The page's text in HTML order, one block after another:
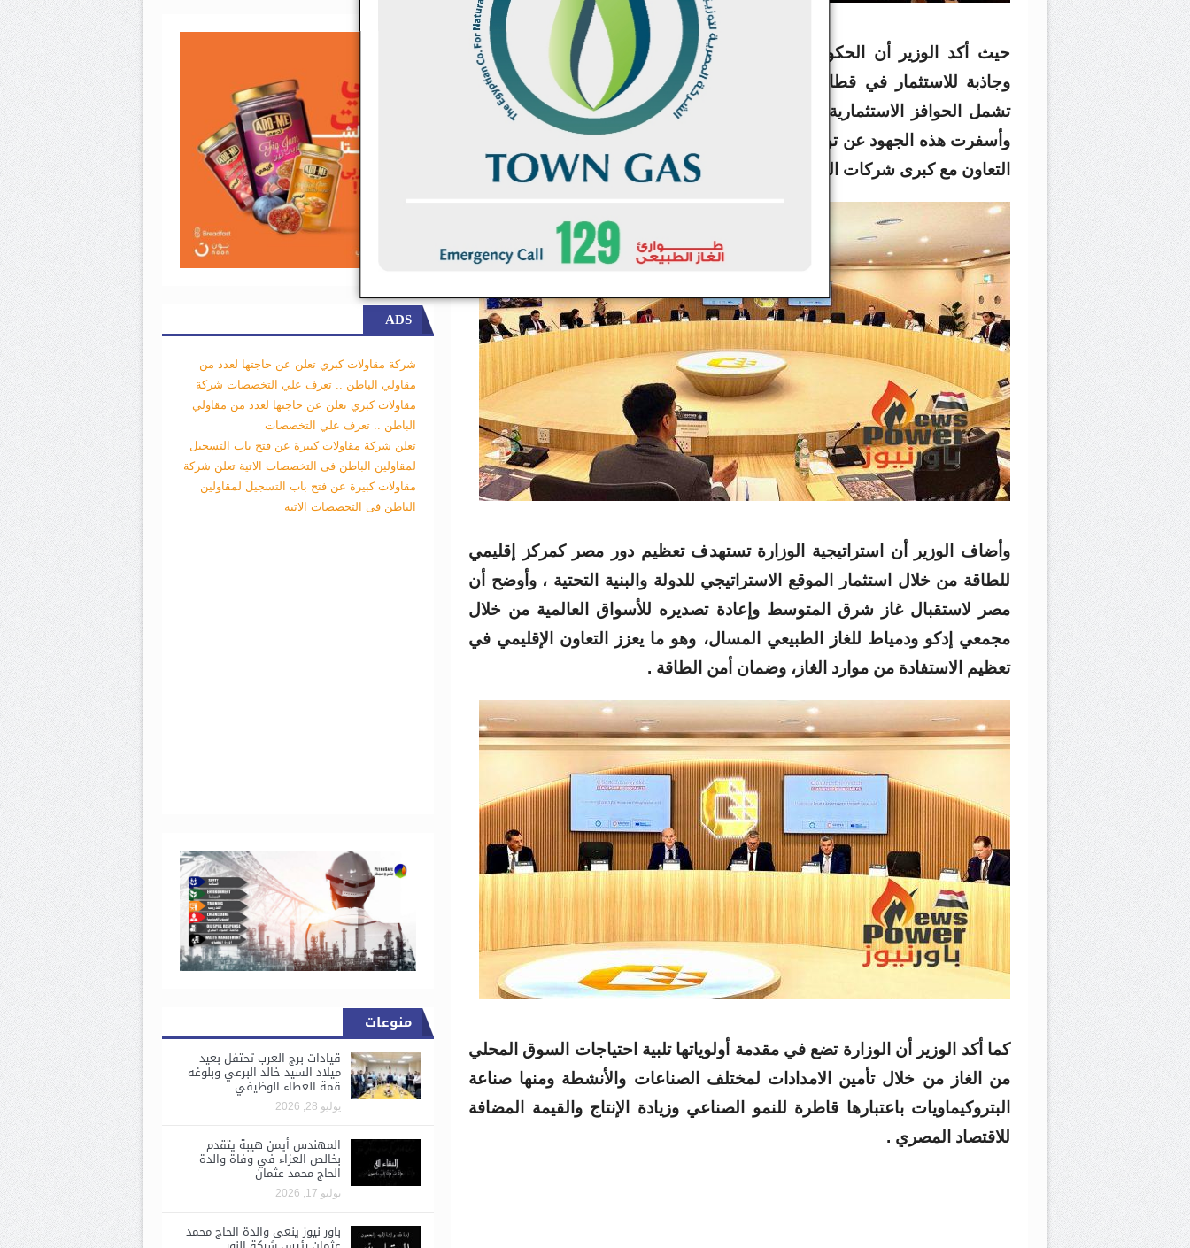
حيث أكد الوزير أن الحكومة المصرية تولي أهمية كبرى لتهيئة بيئة مستقرة
وجاذبة للاستثمار في قطاع البترول والغاز، من خلال حزمة اجراءات متكاملة
تشمل الحوافز الاستثمارية وتسوية مستحقات الشركاء الأجانب بما يعزز الثقة.
وأسفرت هذه الجهود عن توقيع اتفاقيات جديدة للاستكشاف وزيادة الانتاج وتعزيز
التعاون مع كبرى شركات الطاقة العالمية، خاصة في البحر المتوسط ودلتا النيل.
وأضاف الوزير أن استراتيجية الوزارة تستهدف تعظيم دور مصر كمركز إقليمي
للطاقة من خلال استثمار الموقع الاستراتيجي للدولة والبنية التحتية ، وأوضح أن
مصر لاستقبال غاز شرق المتوسط وإعادة تصديره للأسواق العالمية من خلال
مجمعي إدكو ودمياط للغاز الطبيعي المسال، وهو ما يعزز التعاون الإقليمي في
تعظيم الاستفادة من موارد الغاز، وضمان أمن الطاقة .
كما أكد الوزير أن الوزارة تضع في مقدمة أولوياتها تلبية احتياجات السوق المحلي
من الغاز من خلال تأمين الامدادات لمختلف الصناعات والأنشطة ومنها صناعة
البتروكيماويات باعتبارها قاطرة للنمو الصناعي وزيادة الإنتاج والقيمة المضافة
للاقتصاد المصري .
ADS
شركة مقاولات كبري تعلن عن حاجتها لعدد من
مقاولي الباطن .. تعرف علي التخصصات شركة
مقاولات كبري تعلن عن حاجتها لعدد من مقاولي
الباطن .. تعرف علي التخصصات
تعلن شركة مقاولات كبيرة عن فتح باب التسجيل
لمقاولين الباطن فى التخصصات الاتية تعلن شركة
مقاولات كبيرة عن فتح باب التسجيل لمقاولين
الباطن فى التخصصات الاتية
منوعات
قيادات برج العرب تحتفل بعيد
ميلاد السيد خالد البرعي وبلوغه
قمة العطاء الوظيفي
يوليو 28, 2026
المهندس أيمن هيبة يتقدم
بخالص العزاء في وفاة والدة
الحاج محمد عثمان
يوليو 17, 2026
باور نيوز ينعى والدة الحاج محمد